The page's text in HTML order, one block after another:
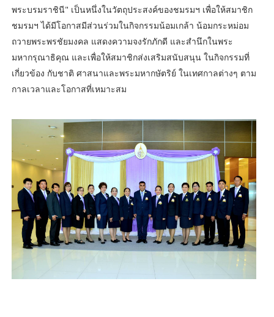
พระบรมราชินี" เป็นหนึ่งในวัตถุประสงค์ของชมรมฯ เพื่อให้สมาชิก
ชมรมฯ ได้มีโอกาสมีส่วนร่วมในกิจกรรมน้อมเกล้า น้อมกระหม่อม
ถวายพระพรชัยมงคล แสดงความจงรักภักดี และสำนึกในพระ
มหากรุณาธิคุณ และเพื่อให้สมาชิกส่งเสริมสนับสนุน ในกิจกรรมที่
เกี่ยวข้อง กับชาติ ศาสนาและพระมหากษัตริย์ ในเทศกาลต่างๆ ตาม
กาลเวลาและโอกาสที่เหมาะสม